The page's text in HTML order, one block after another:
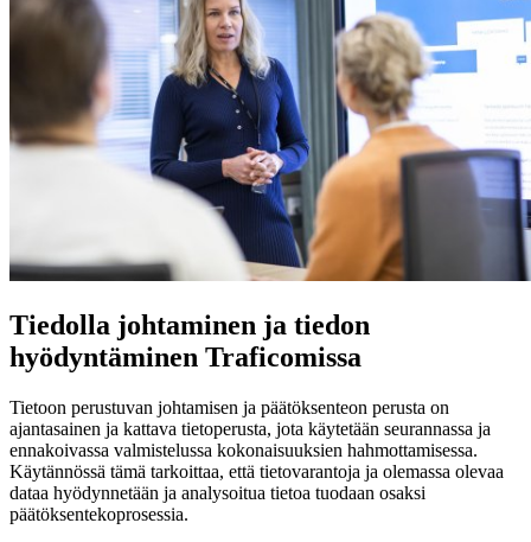
Tiedolla johtaminen ja tiedon
hyödyntäminen Traficomissa
Tietoon perustuvan johtamisen ja päätöksenteon perusta on
ajantasainen ja kattava tietoperusta, jota käytetään seurannassa ja
ennakoivassa valmistelussa kokonaisuuksien hahmottamisessa.
Käytännössä tämä tarkoittaa, että tietovarantoja ja olemassa olevaa
dataa hyödynnetään ja analysoitua tietoa tuodaan osaksi
päätöksentekoprosessia.